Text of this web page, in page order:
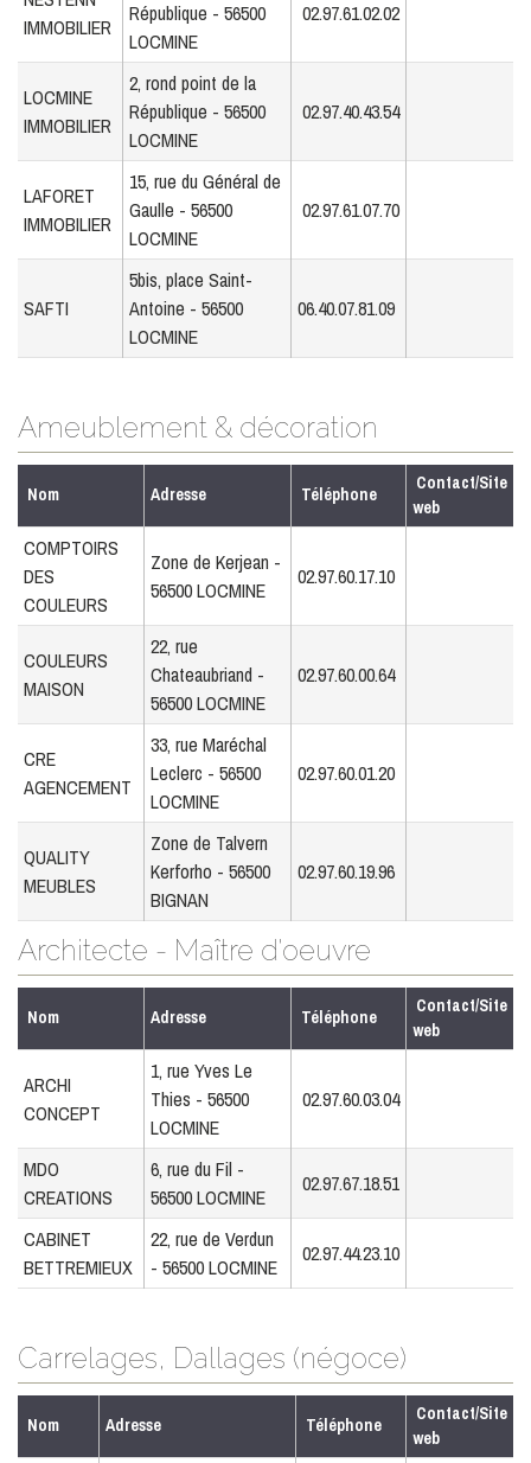
IMMOBILIER
République - 56500
LOCMINE
02.97.61.02.02
LOCMINE
IMMOBILIER
2, rond point de la
République - 56500
LOCMINE
02.97.40.43.54
LAFORET
IMMOBILIER
15, rue du Général de
Gaulle - 56500
LOCMINE
02.97.61.07.70
SAFTI
5bis, place Saint-
Antoine - 56500
LOCMINE
06.40.07.81.09
Ameublement & décoration
Nom Adresse Téléphone
Contact/Site
web
COMPTOIRS
DES
COULEURS
Zone de Kerjean -
56500 LOCMINE
02.97.60.17.10
COULEURS
MAISON
22, rue
Chateaubriand -
56500 LOCMINE
02.97.60.00.64
CRE
AGENCEMENT
33, rue Maréchal
Leclerc - 56500
LOCMINE
02.97.60.01.20
QUALITY
MEUBLES
Zone de Talvern
Kerforho - 56500
BIGNAN
02.97.60.19.96
Architecte - Maître d'oeuvre
Nom Adresse Téléphone
Contact/Site
web
ARCHI
CONCEPT
1, rue Yves Le
Thies - 56500
LOCMINE
02.97.60.03.04
MDO
CREATIONS
6, rue du Fil -
56500 LOCMINE
02.97.67.18.51
CABINET
BETTREMIEUX
22, rue de Verdun
- 56500 LOCMINE
02.97.44.23.10
Carrelages, Dallages (négoce)
Nom Adresse Téléphone
Contact/Site
web